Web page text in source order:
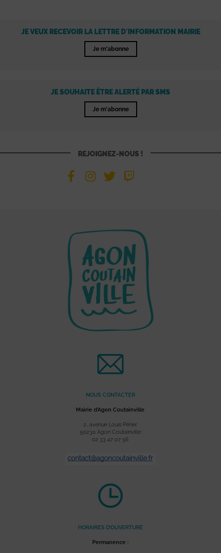
JE VEUX RECEVOIR LA LETTRE D'INFORMATION MAIRIE
Je m'abonne
JE SOUHAITE ÊTRE ALERTÉ PAR SMS
Je m'abonne
REJOIGNEZ-NOUS !
NOUS CONTACTER
Mairie d’Agon Coutainville
2, avenue Louis Périer
50230 Agon Coutainville
02 33 47 07 56
HORAIRES D’OUVERTURE
Permanence :